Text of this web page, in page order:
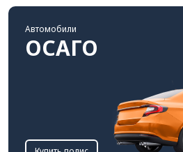
Автомобили
ОСАГО